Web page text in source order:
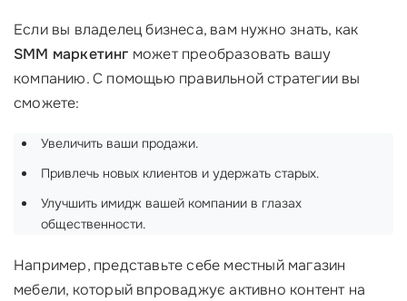
Если вы владелец бизнеса, вам нужно знать, как
SMM маркетинг может преобразовать вашу
компанию. С помощью правильной стратегии вы
сможете:
Увеличить ваши продажи.
Привлечь новых клиентов и удержать старых.
Улучшить имидж вашей компании в глазах
общественности.
Например, представьте себе местный магазин
мебели, который впроваджує активно контент на